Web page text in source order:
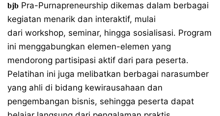
bjb Pra-Purnapreneurship dikemas dalam berbagai
kegiatan menarik dan interaktif, mulai
dari workshop, seminar, hingga sosialisasi. Program
ini menggabungkan elemen-elemen yang
mendorong partisipasi aktif dari para peserta.
Pelatihan ini juga melibatkan berbagai narasumber
yang ahli di bidang kewirausahaan dan
pengembangan bisnis, sehingga peserta dapat